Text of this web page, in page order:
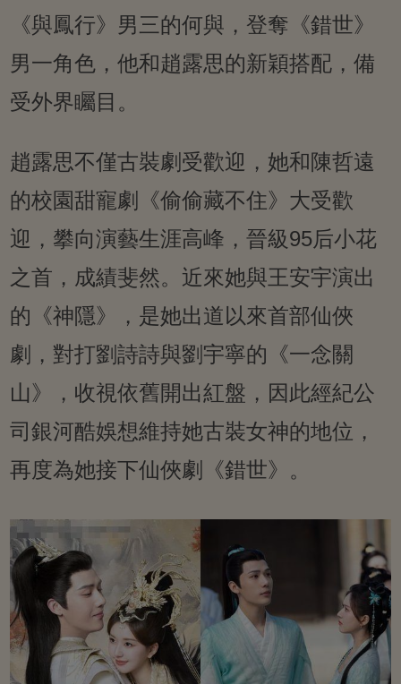
《與鳳行》男三的何與，登奪《錯世》
男一角色，他和趙露思的新穎搭配，備
受外界矚目。
趙露思不僅古裝劇受歡迎，她和陳哲遠
的校園甜寵劇《偷偷藏不住》大受歡
迎，攀向演藝生涯高峰，晉級95后小花
之首，成績斐然。近來她與王安宇演出
的《神隱》，是她出道以來首部仙俠
劇，對打劉詩詩與劉宇寧的《一念關
山》，收視依舊開出紅盤，因此經紀公
司銀河酷娛想維持她古裝女神的地位，
再度為她接下仙俠劇《錯世》。